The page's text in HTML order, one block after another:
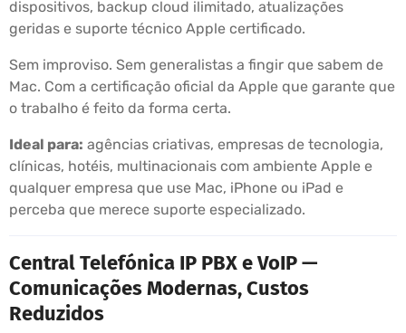
dispositivos, backup cloud ilimitado, atualizações
geridas e suporte técnico Apple certificado.
Sem improviso. Sem generalistas a fingir que sabem de
Mac. Com a certificação oficial da Apple que garante que
o trabalho é feito da forma certa.
Ideal para: agências criativas, empresas de tecnologia,
clínicas, hotéis, multinacionais com ambiente Apple e
qualquer empresa que use Mac, iPhone ou iPad e
perceba que merece suporte especializado.
Central Telefónica IP PBX e VoIP —
Comunicações Modernas, Custos
Reduzidos